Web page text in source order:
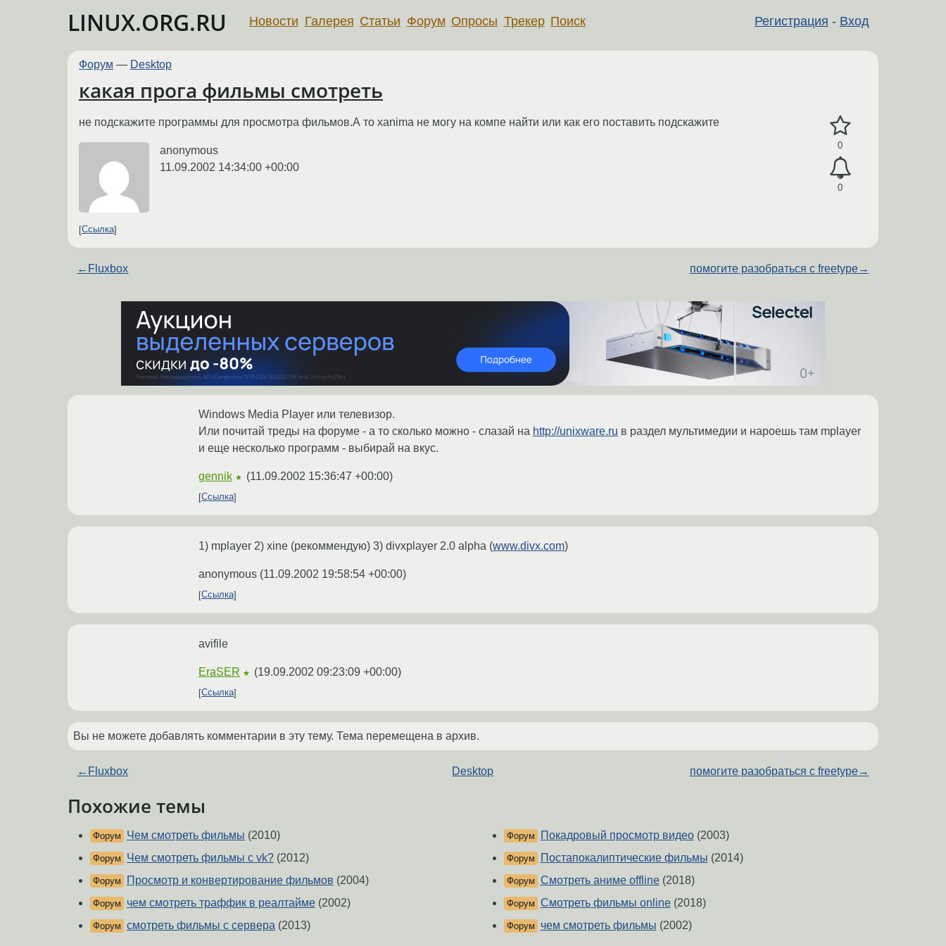
LINUX.ORG.RU Регистрация - Вход
Новости Галерея Статьи Форум Опросы Трекер Поиск
Форум — Desktop
какая прога фильмы смотреть
0
0
не подскажите программы для просмотра фильмов.А то xanima не могу на компе найти или как его поставить подскажите
anonymous
11.09.2002 14:34:00 +00:00
Ссылка
← Fluxbox помогите разобраться с freetype→
Windows Media Player или телевизор.
Или почитай треды на форуме - а то сколько можно - слазай на http://unixware.ru в раздел мультимедии и нароешь там mplayer
и еще несколько программ - выбирай на вкус.
gennik ★ (11.09.2002 15:36:47 +00:00)
Ссылка
1) mplayer 2) xine (рекоммендую) 3) divxplayer 2.0 alpha (www.divx.com)
anonymous (11.09.2002 19:58:54 +00:00)
Ссылка
avifile
EraSER ★ (19.09.2002 09:23:09 +00:00)
Ссылка
Вы не можете добавлять комментарии в эту тему. Тема перемещена в архив.
← Fluxbox Desktop помогите разобраться с freetype→
Похожие темы
Форум Чем смотреть фильмы (2010)
Форум Чем смотреть фильмы с vk? (2012)
Форум Просмотр и конвертирование фильмов (2004)
Форум чем смотреть траффик в реалтайме (2002)
Форум смотреть фильмы с сервера (2013)
Форум Покадровый просмотр видео(2003)
Форум Постапокалиптические фильмы (2014)
Форум Смотреть аниме offline(2018)
Форум Смотреть фильмы online(2018)
Форум чем смотреть фильмы (2002)